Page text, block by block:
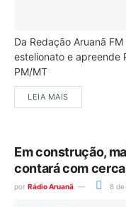
Da Redação Aruanã
estelionato e apreende
PM/MT
LEIA MAIS
Em construção,
contará com
por Rádio Aruanã 8 de